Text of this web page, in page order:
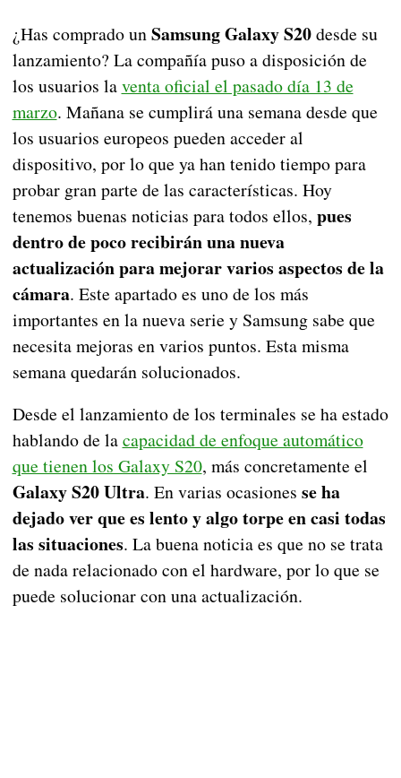
¿Has comprado unSamsung Galaxy S20desde su
lanzamiento? La compañía puso a disposición de
los usuarios laventa oficial el pasado día 13 de
marzo. Mañana se cumplirá una semana desde que
los usuarios europeos pueden acceder al
dispositivo, por lo que ya han tenido tiempo para
probar gran parte de las características. Hoy
tenemos buenas noticias para todos ellos, pues
dentro de poco recibirán una nueva
actualización para mejorar varios aspectos de la
cámara. Este apartado es uno de los más
importantes en la nueva serie y Samsung sabe que
necesita mejoras en varios puntos. Esta misma
semana quedarán solucionados.
Desde el lanzamiento de los terminales se ha estado
hablando de lacapacidad de enfoque automático
que tienen los Galaxy S20, más concretamente el
Galaxy S20 Ultra. En varias ocasiones se ha
dejado ver que es lento y algo torpe en casi todas
las situaciones. La buena noticia es que no se trata
de nada relacionado con el hardware, por lo que se
puede solucionar con una actualización.